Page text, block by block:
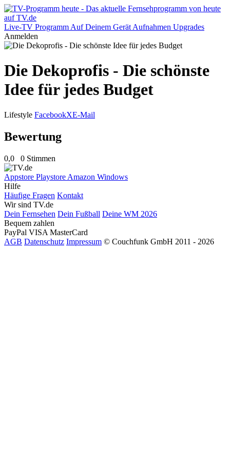
Live-TV Programm Auf Deinem Gerät Aufnahmen Upgrades
Anmelden
Die Dekoprofis - Die schönste
Idee für jedes Budget
Lifestyle FacebookXE-Mail
Bewertung
0,0 0 Stimmen
Appstore Playstore Amazon Windows
Hilfe
Häufige Fragen Kontakt
Wir sind TV.de
Dein Fernsehen Dein Fußball Deine WM 2026
Bequem zahlen
PayPal VISA MasterCard
AGB Datenschutz Impressum © Couchfunk GmbH 2011 - 2026